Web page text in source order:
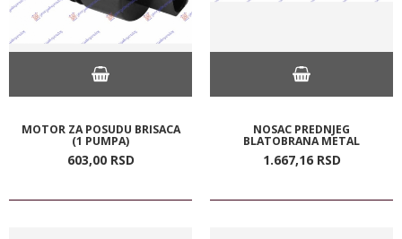
MOTOR ZA POSUDU BRISACA
(1 PUMPA)
603,00 RSD
NOSAC PREDNJEG
BLATOBRANA METAL
1.667,16 RSD